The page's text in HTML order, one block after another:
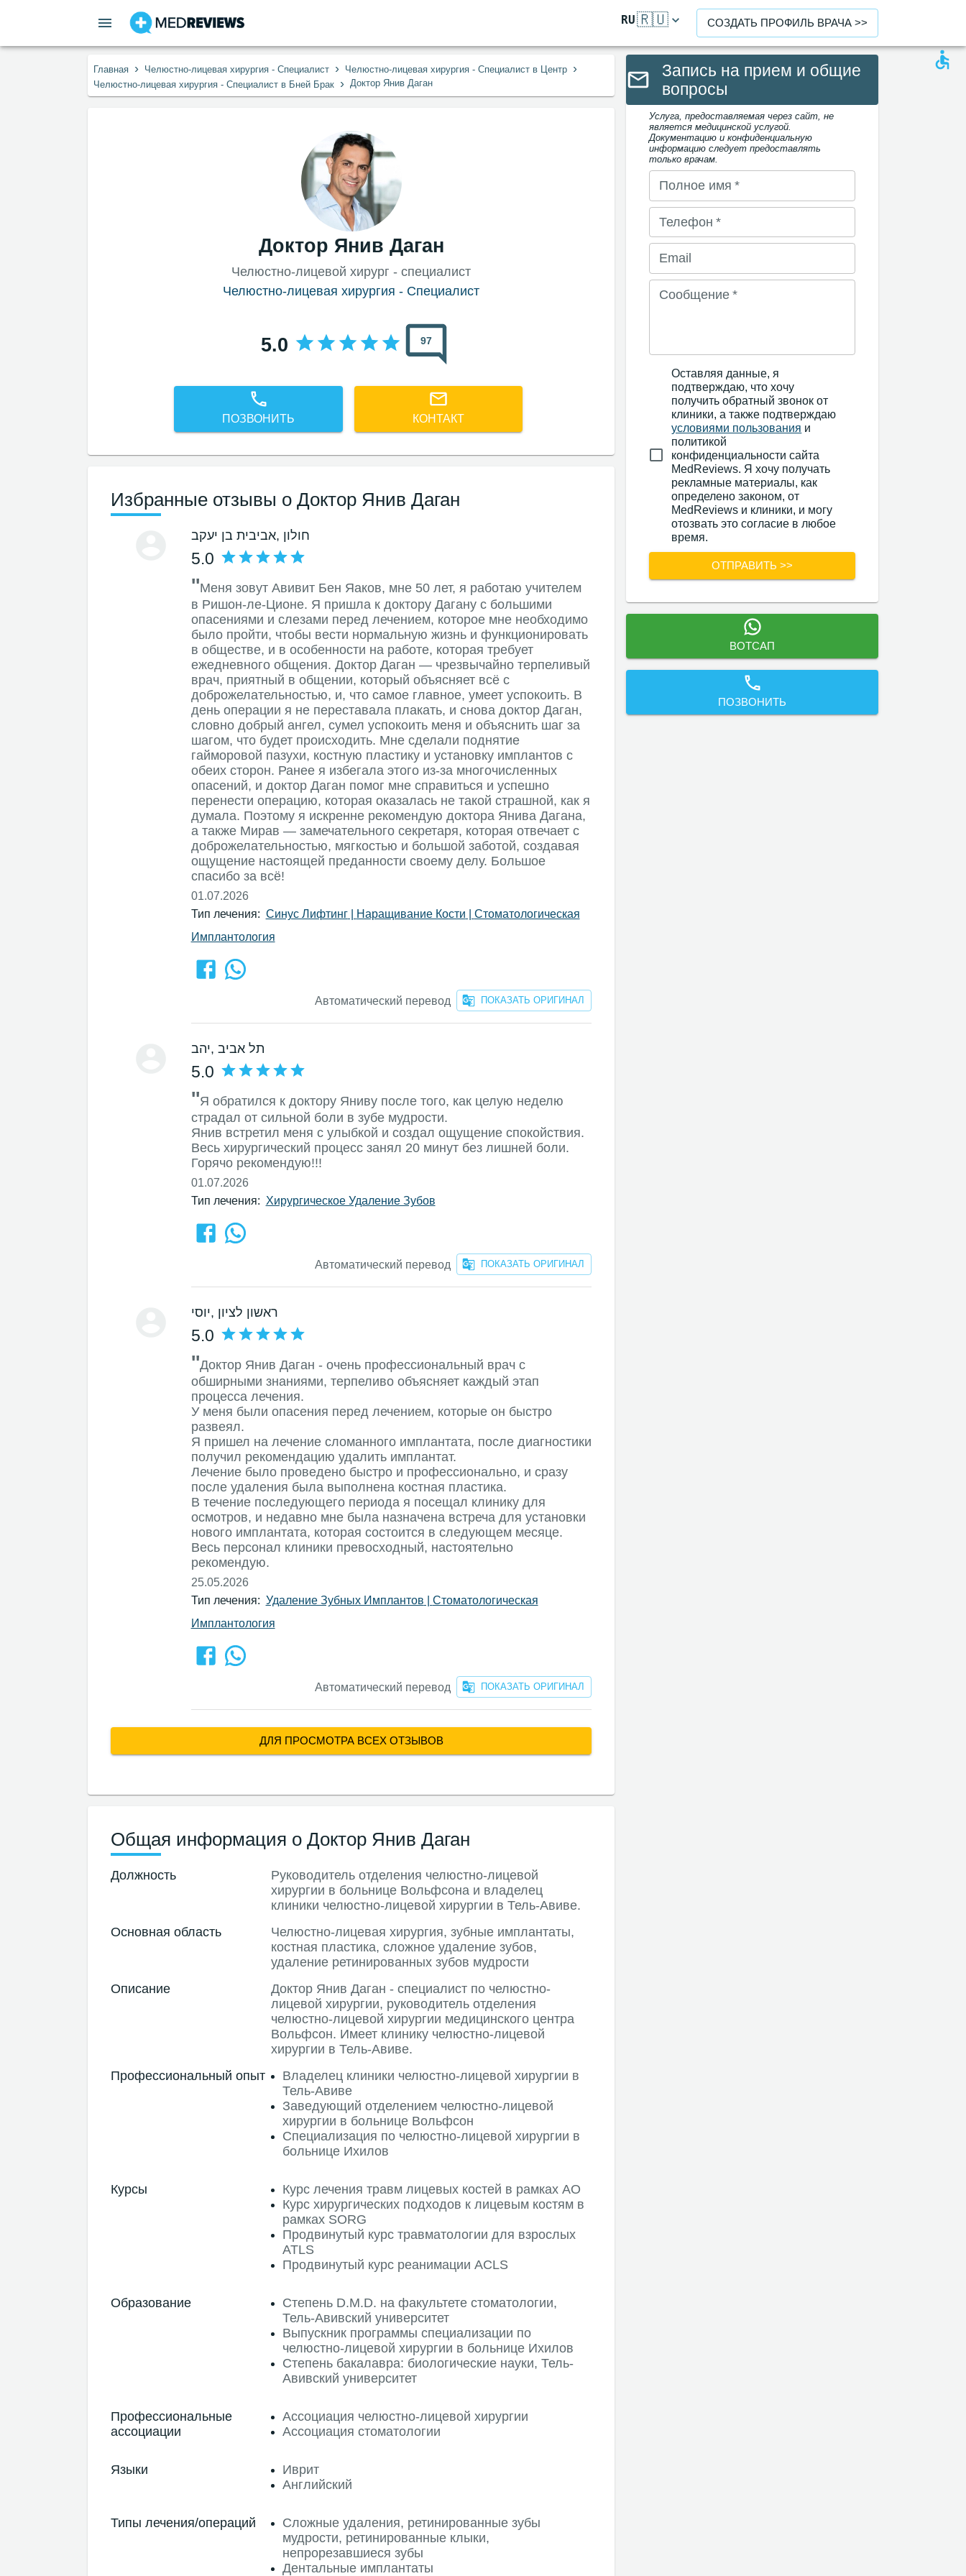
RU🇷🇺 СОЗДАТЬ ПРОФИЛЬ ВРАЧА >>
Главная › Челюстно-лицевая хирургия - Специалист › Челюстно-лицевая хирургия - Специалист в Центр ›
Челюстно-лицевая хирургия - Специалист в Бней Брак › Доктор Янив Даган
Доктор Янив Даган
Челюстно-лицевой хирург - специалист
Челюстно-лицевая хирургия - Специалист
5.0 97
ПОЗВОНИТЬ КОНТАКТ
Избранные отзывы о Доктор Янив Даган
אביבית בן יעקב , חולון
5.0
''Меня зовут Авивит Бен Яаков, мне 50 лет, я работаю учителем
в Ришон-ле-Ционе. Я пришла к доктору Дагану с большими
опасениями и слезами перед лечением, которое мне необходимо
было пройти, чтобы вести нормальную жизнь и функционировать
в обществе, и в особенности на работе, которая требует
ежедневного общения. Доктор Даган — чрезвычайно терпеливый
врач, приятный в общении, который объясняет всё с
доброжелательностью, и, что самое главное, умеет успокоить. В
день операции я не переставала плакать, и снова доктор Даган,
словно добрый ангел, сумел успокоить меня и объяснить шаг за
шагом, что будет происходить. Мне сделали поднятие
гайморовой пазухи, костную пластику и установку имплантов с
обеих сторон. Ранее я избегала этого из-за многочисленных
опасений, и доктор Даган помог мне справиться и успешно
перенести операцию, которая оказалась не такой страшной, как я
думала. Поэтому я искренне рекомендую доктора Янива Дагана,
а также Мирав — замечательного секретаря, которая отвечает с
доброжелательностью, мягкостью и большой заботой, создавая
ощущение настоящей преданности своему делу. Большое
спасибо за всё!
01.07.2026
Тип лечения: Синус Лифтинг| Наращивание Кости
Стоматологическая
Имплантология
ПОКАЗАТЬ ОРИГИНАЛ
Автоматический перевод
יהב , תל אביב
5.0
''Я обратился к доктору Яниву после того, как целую неделю
страдал от сильной боли в зубе мудрости.
Янив встретил меня с улыбкой и создал ощущение спокойствия.
Весь хирургический процесс занял 20 минут без лишней боли.
Горячо рекомендую!!!
01.07.2026
Тип лечения: Хирургическое Удаление Зубов
ПОКАЗАТЬ ОРИГИНАЛ
Автоматический перевод
יוסי , ראשון לציון
5.0
''Доктор Янив Даган - очень профессиональный врач с
обширными знаниями, терпеливо объясняет каждый этап
процесса лечения.
У меня были опасения перед лечением, которые он быстро
развеял.
Я пришел на лечение сломанного имплантата, после диагностики
получил рекомендацию удалить имплантат.
Лечение было проведено быстро и профессионально, и сразу
после удаления была выполнена костная пластика.
В течение последующего периода я посещал клинику для
осмотров, и недавно мне была назначена встреча для установки
нового имплантата, которая состоится в следующем месяце.
Весь персонал клиники превосходный, настоятельно
рекомендую.
25.05.2026
Тип лечения: Удаление Зубных Имплантов
Стоматологическая
Имплантология
ПОКАЗАТЬ ОРИГИНАЛ
Автоматический перевод
ДЛЯ ПРОСМОТРА ВСЕХ ОТЗЫВОВ
Общая информация о Доктор Янив Даган
Должность
Руководитель отделения челюстно-лицевой
хирургии в больнице Вольфсона и владелец
клиники челюстно-лицевой хирургии в Тель-Авиве.
Основная область
Челюстно-лицевая хирургия, зубные имплантаты,
костная пластика, сложное удаление зубов,
удаление ретинированных зубов мудрости
Описание
Доктор Янив Даган - специалист по челюстно-
лицевой хирургии, руководитель отделения
челюстно-лицевой хирургии медицинского центра
Вольфсон. Имеет клинику челюстно-лицевой
хирургии в Тель-Авиве.
Профессиональный опыт
Владелец клиники челюстно-лицевой хирургии в
Тель-Авиве
Заведующий отделением челюстно-лицевой
хирургии в больнице Вольфсон
Специализация по челюстно-лицевой хирургии в
больнице Ихилов
Курсы
Курс лечения травм лицевых костей в рамках AO
Курс хирургических подходов к лицевым костям в
рамках SORG
Продвинутый курс травматологии для взрослых
ATLS
Продвинутый курс реанимации ACLS
Образование
Степень D.M.D. на факультете стоматологии,
Тель-Авивский университет
Выпускник программы специализации по
челюстно-лицевой хирургии в больнице Ихилов
Степень бакалавра: биологические науки, Тель-
Авивский университет
Профессиональные
ассоциации
Ассоциация челюстно-лицевой хирургии
Ассоциация стоматологии
Языки
Иврит
Английский
Типы лечения/операций
Сложные удаления, ретинированные зубы
мудрости, ретинированные клыки,
непрорезавшиеся зубы
Дентальные имплантаты
Запись на прием и общие
вопросы
Услуга, предоставляемая через сайт, не
является медицинской услугой.
Документацию и конфиденциальную
информацию следует предоставлять
только врачам.
Полное имя *
Телефон *
Email
Сообщение *
Оставляя данные, я
подтверждаю, что хочу
получить обратный звонок от
клиники, а также подтверждаю
условиями пользования и
политикой
конфиденциальности сайта
MedReviews. Я хочу получать
рекламные материалы, как
определено законом, от
MedReviews и клиники, и могу
отозвать это согласие в любое
время.
ОТПРАВИТЬ >>
ВОТСАП
ПОЗВОНИТЬ